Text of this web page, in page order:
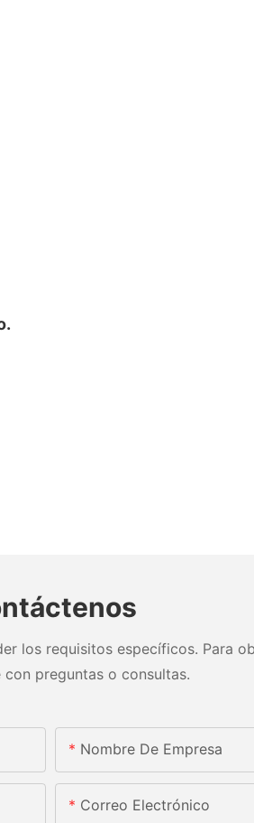
los requisitos específicos. Para
con preguntas o consultas.
Nombre De Empresa
Correo Electrónico